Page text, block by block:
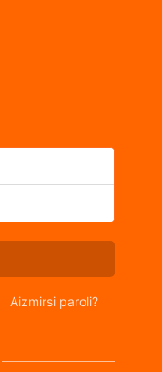
Aizmirsi paroli?